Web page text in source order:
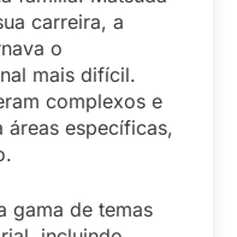
carreira, a
o
mais difícil.
complexos e
áreas específicas,
gama de temas